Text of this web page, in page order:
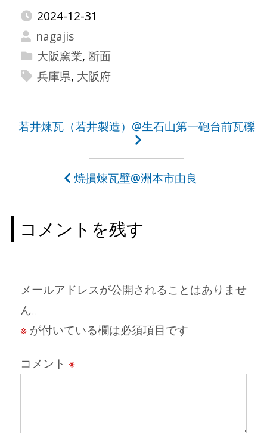
2024-12-31
nagajis
大阪窯業, 断面
兵庫県, 大阪府
投
ゲ
ー
ョ
ン
若井煉瓦（若井製造）@生石山第一砲台前瓦礫
焼損煉瓦壁@洲本市由良
コメントを残す
メールアドレスが公開されることはありませ
ん。
※が付いている欄は必須項目です
コメント ※